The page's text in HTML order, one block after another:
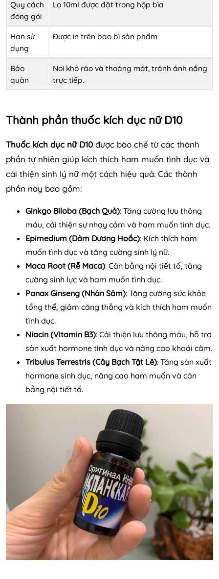
Quy cách
đóng gói
Lọ 10ml được đặt trong hộp bìa
Hạn sử
dụng
Được in trên bao bì sản phẩm
Bảo
quản
Nơi khô ráo và thoáng mát, tránh ánh nắng
trực tiếp.
Thành phần thuốc kích dục nữ D10
Thuốc kích dục nữ D10 được bào chế từ các thành
phần tự nhiên giúp kích thích ham muốn tình dục và
cải thiện sinh lý nữ một cách hiệu quả. Các thành
phần này bao gồm:
Ginkgo Biloba (Bạch Quả): Tăng cường lưu thông
máu, cải thiện sự nhạy cảm và ham muốn tình dục.
Epimedium (Dâm Dương Hoắc): Kích thích ham
muốn tình dục và tăng cường sinh lý nữ.
Maca Root (Rễ Maca): Cân bằng nội tiết tố, tăng
cường sinh lực và ham muốn tình dục.
Panax Ginseng (Nhân Sâm): Tăng cường sức khỏe
tổng thể, giảm căng thẳng và kích thích ham muốn
tình dục.
Niacin (Vitamin B3): Cải thiện lưu thông máu, hỗ trợ
sản xuất hormone tình dục và nâng cao khoái cảm.
Tribulus Terrestris (Cây Bạch Tật Lê): Tăng sản xuất
hormone sinh dục, nâng cao ham muốn và cân
bằng nội tiết tố.